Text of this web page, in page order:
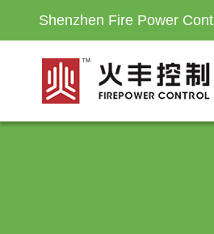
Shenzhen Fire Power